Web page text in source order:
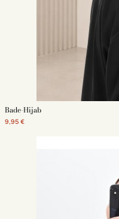
Bade-Hijab
9,95 €